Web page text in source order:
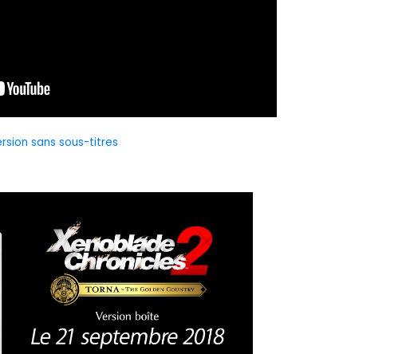
sans sous-titres